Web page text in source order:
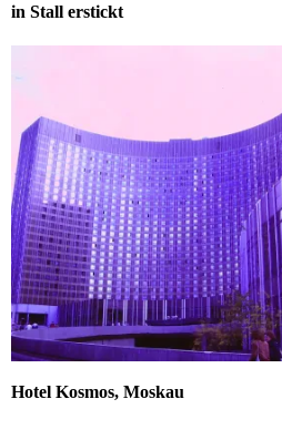
in Stall erstickt
Hotel Kosmos, Moskau